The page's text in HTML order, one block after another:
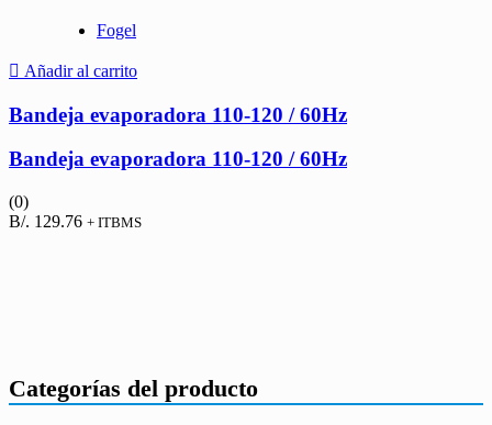
Fogel
Añadir al carrito
Bandeja evaporadora 110-120 / 60Hz
Bandeja evaporadora 110-120 / 60Hz
(0)
B/. 129.76 + ITBMS
Categorías del producto